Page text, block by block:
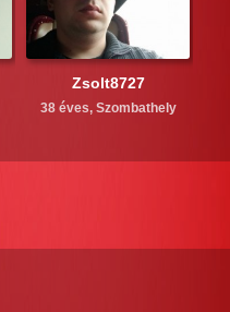
Zsolt8727
38 éves, Szombathely